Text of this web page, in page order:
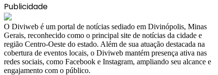
Publicidade
​O Diviweb é um portal de notícias sediado em Divinópolis, Minas
Gerais, reconhecido como o principal site de notícias da cidade e
região Centro-Oeste do estado. Além de sua atuação destacada na
cobertura de eventos locais, o Diviweb mantém presença ativa nas
redes sociais, como Facebook e Instagram, ampliando seu alcance e
engajamento com o público.